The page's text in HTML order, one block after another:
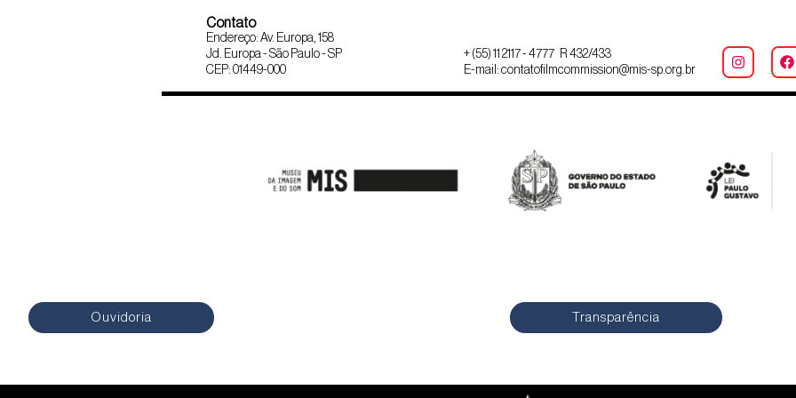
Contato
Endereço: Av. Europa, 158
Jd. Europa - São Paulo - SP
CEP: 01449-000
+ (55) 11 2117 - 4777 R 432/433
E-mail: contatofilmcommission@mis-sp.org.br
Ouvidoria Transparência